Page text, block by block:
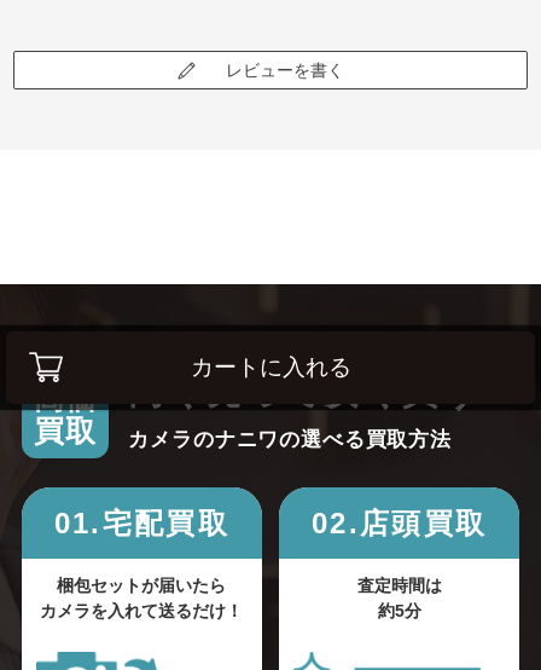
カートに入れる
レビューを書く
高価
買取
高く売って安く買う！
カメラのナニワの選べる買取方法
01.宅配買取
梱包セットが届いたら
カメラを入れて送るだけ！
02.店頭買取
査定時間は
約5分